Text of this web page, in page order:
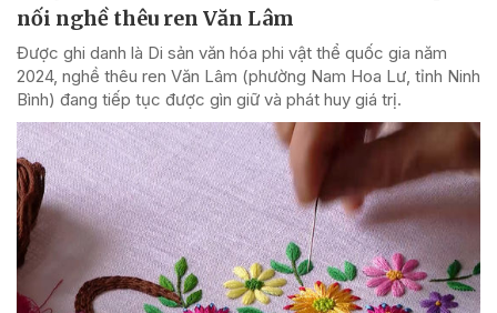
nối nghề thêu ren Văn Lâm
Được ghi danh là Di sản văn hóa phi vật thể quốc gia năm
2024, nghề thêu ren Văn Lâm (phường Nam Hoa Lư, tỉnh Ninh
Bình) đang tiếp tục được gìn giữ và phát huy giá trị.